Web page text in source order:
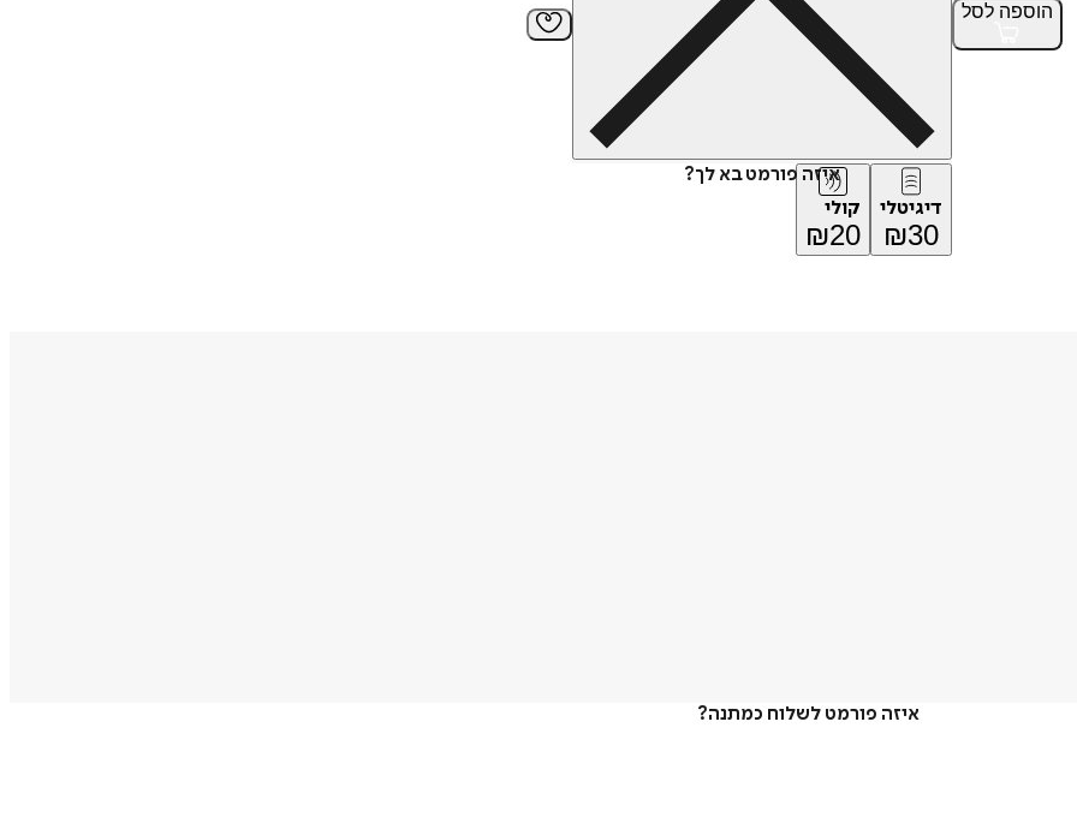
הוספה לסל
איזה פורמט בא לך?
דיגיטלי
₪30
קולי
₪20
איזה פורמט לשלוח כמתנה?